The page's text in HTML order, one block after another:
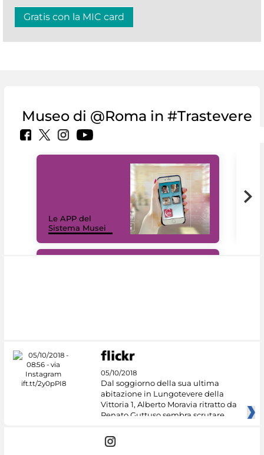
Gratis con la MIC card
Museo di @Roma in #Trastevere
Le APP del
Sistema Musei
05/10/2018
Dal soggiorno della sua ultima
abitazione in Lungotevere della
Vittoria 1, Alberto Moravia ritratto da
Renato Guttuso sembra scrutare